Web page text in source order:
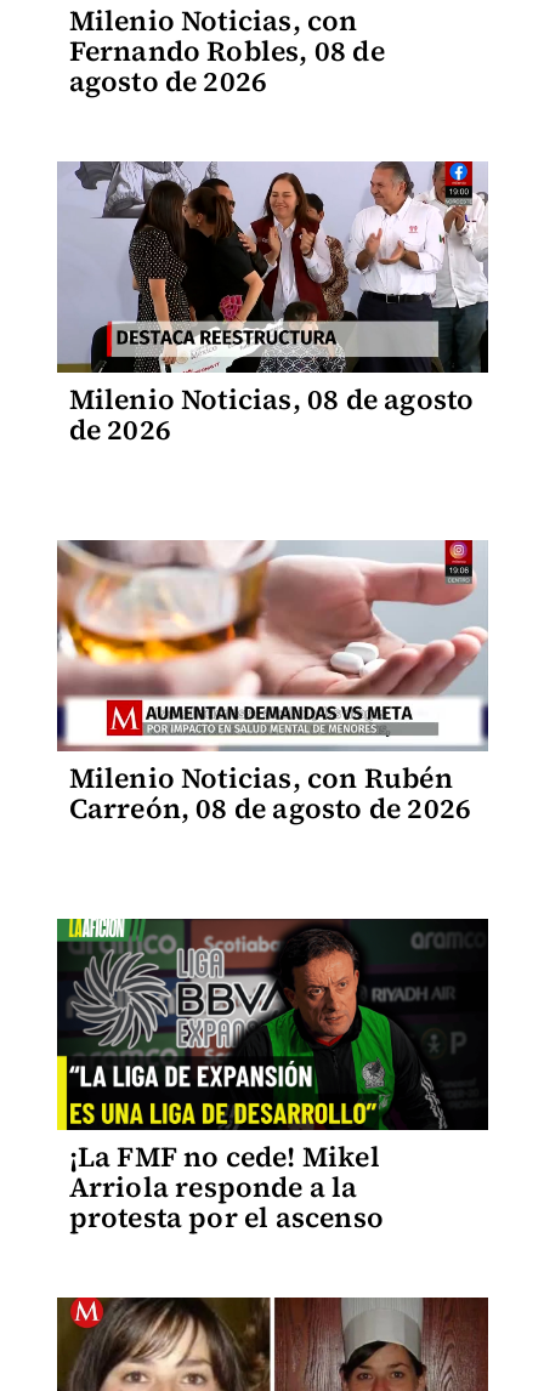
Milenio Noticias, con
Fernando Robles, 08 de
agosto de 2026
Milenio Noticias, 08 de agosto
de 2026
Milenio Noticias, con Rubén
Carreón, 08 de agosto de 2026
¡La FMF no cede! Mikel
Arriola responde a la
protesta por el ascenso